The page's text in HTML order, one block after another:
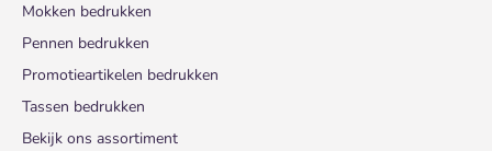
Mokken bedrukken
Pennen bedrukken
Promotieartikelen bedrukken
Tassen bedrukken
Bekijk ons assortiment